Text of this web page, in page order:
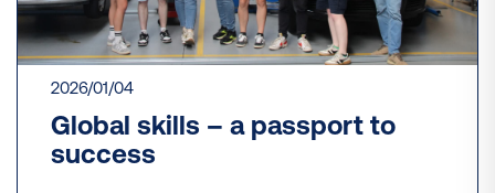
2026/01/04
Global skills – a passport to
success